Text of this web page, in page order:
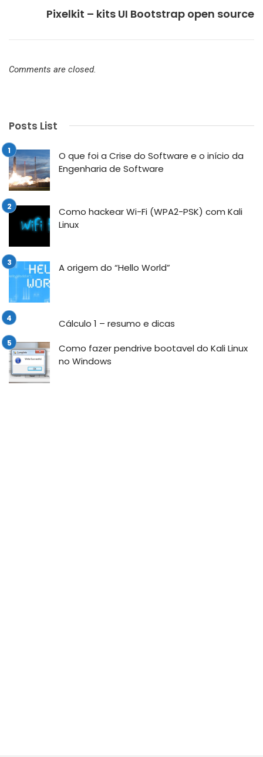
Pixelkit – kits UI Bootstrap open source
Comments are closed.
Posts List
O que foi a Crise do Software e o início da
Engenharia de Software
Como hackear Wi-Fi (WPA2-PSK) com Kali
Linux
A origem do “Hello World”
Cálculo 1 – resumo e dicas
Como fazer pendrive bootavel do Kali Linux
no Windows